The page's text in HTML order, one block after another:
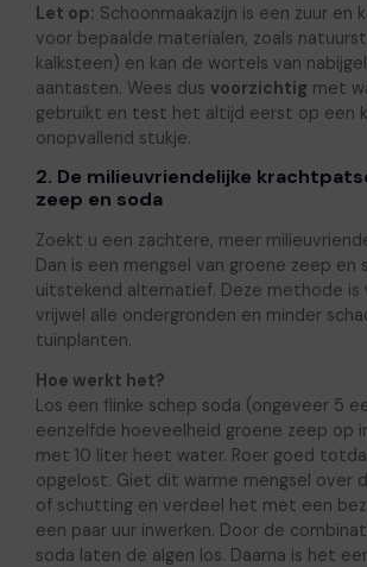
Let op: Schoonmaakazijn is een zuur en
voor bepaalde materialen, zoals
kalksteen) en kan de wortels van
aantasten. Wees dus voorzichtig met
gebruikt en test het altijd eerst op een
onopvallend stukje.
2. De milieuvriendelijke
zeep en soda
Zoekt u een zachtere, meer
Dan is een mengsel van groene zeep en
uitstekend alternatief. Deze methode is
vrijwel alle ondergronden en minder
tuinplanten.
Hoe werkt het?
Los een flinke schep soda (ongeveer 5
eenzelfde hoeveelheid groene zeep op
met 10 liter heet water. Roer goed
opgelost. Giet dit warme mengsel over
of schutting en verdeel het met een
een paar uur inwerken. Door de
soda laten de algen los. Daarna is het